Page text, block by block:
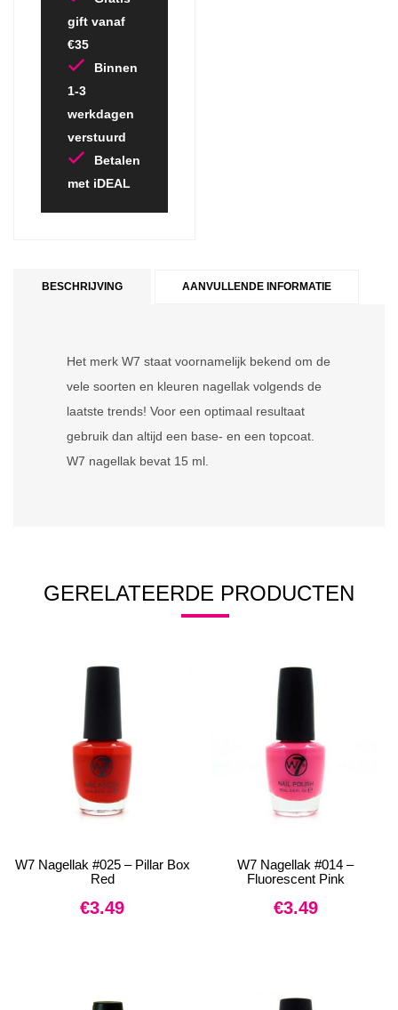
gift vanaf
€35
Binnen
1-3
werkdagen
verstuurd
Betalen
met iDEAL
BESCHRIJVING AANVULLENDE INFORMATIE
Het merk W7 staat voornamelijk bekend om de
vele soorten en kleuren nagellak volgends de
laatste trends! Voor een optimaal resultaat
gebruik dan altijd een base- en een topcoat.
W7 nagellak bevat 15 ml.
GERELATEERDE PRODUCTEN
W7 Nagellak #025 – Pillar Box
Red
€3.49
W7 Nagellak #014 –
Fluorescent Pink
€3.49